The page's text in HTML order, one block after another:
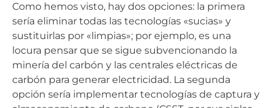
Como hemos visto, hay dos opciones: la primera
sería eliminar todas las tecnologías «sucias» y
sustituirlas por «limpias»; por ejemplo, es una
locura pensar que se sigue subvencionando la
minería del carbón y las centrales eléctricas de
carbón para generar electricidad. La segunda
opción sería implementar tecnologías de captura y